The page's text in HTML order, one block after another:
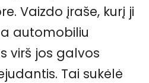
Vaizdo įraše, kurį ji
automobiliu
virš jos galvos
Tai sukėlė